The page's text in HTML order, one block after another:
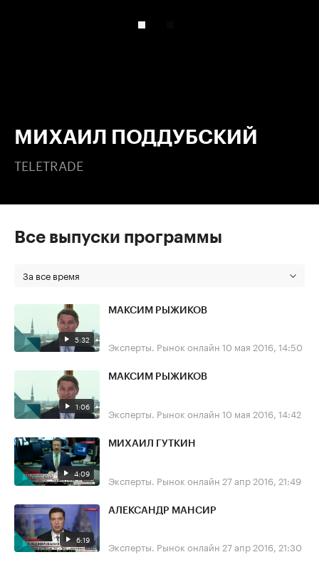
МИХАИЛ ПОДДУБСКИЙ
TELETRADE
Все выпуски программы
За все время
5:32
МАКСИМ РЫЖИКОВ
Эксперты. Рынок онлайн 10 мая 2016, 14:50
1:06
МАКСИМ РЫЖИКОВ
Эксперты. Рынок онлайн 10 мая 2016, 14:42
4:09
МИХАИЛ ГУТКИН
Эксперты. Рынок онлайн 27 апр 2016, 21:49
6:19
АЛЕКСАНДР МАНСИР
Эксперты. Рынок онлайн 27 апр 2016, 21:30